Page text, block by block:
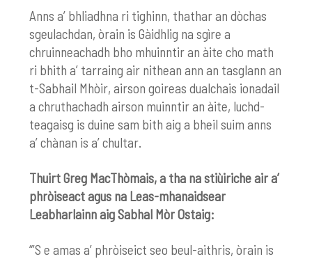
Anns a’ bhliadhna ri tighinn, thathar an dòchas
sgeulachdan, òrain is Gàidhlig na sgìre a
chruinneachadh bho mhuinntir an àite cho math
ri bhith a’ tarraing air nithean ann an tasglann an
t-Sabhail Mhòir, airson goireas dualchais ionadail
a chruthachadh airson muinntir an àite, luchd-
teagaisg is duine sam bith aig a bheil suim anns
a’ chànan is a’ chultar.
Thuirt Greg MacThòmais, a tha na stiùiriche air a’
phròiseact agus na Leas-mhanaidsear
Leabharlainn aig Sabhal Mòr Ostaig:
“’S e amas a’ phròiseict seo beul-aithris, òrain is